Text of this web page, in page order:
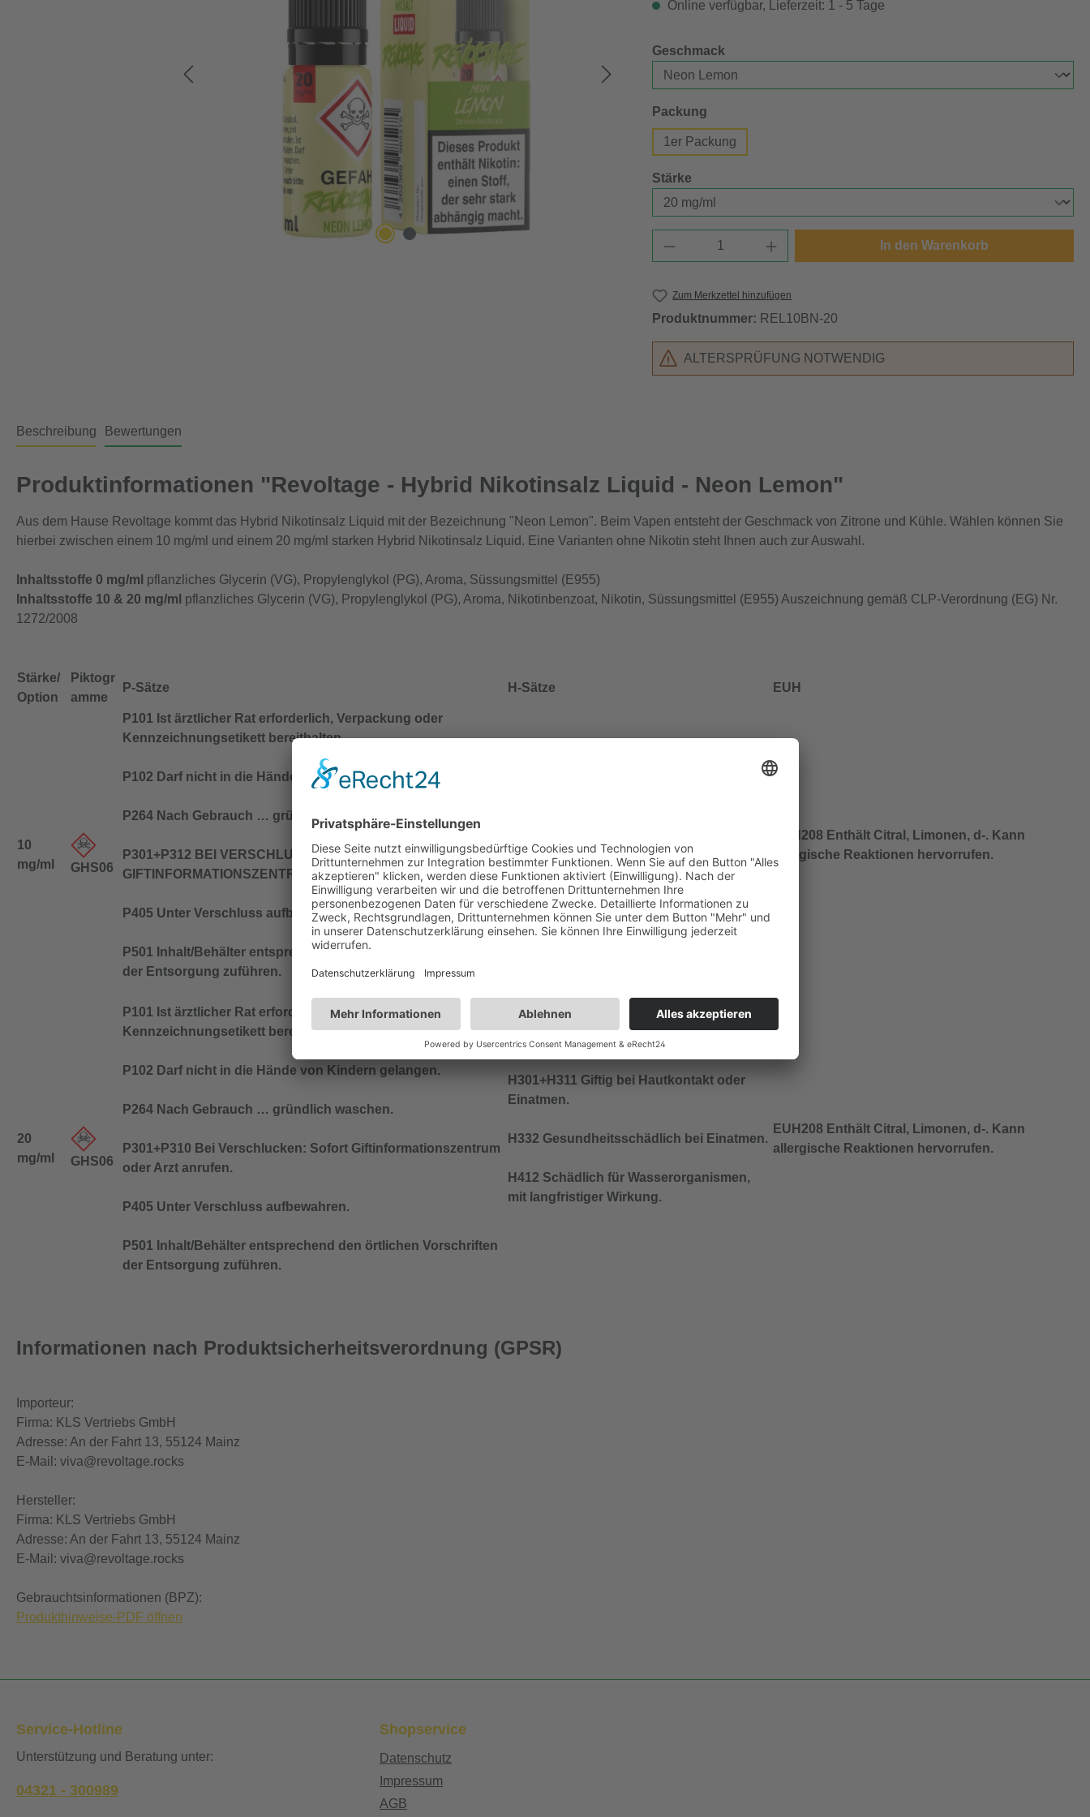
Online verfügbar, Lieferzeit: 1 - 5 Tage
Geschmack
Packung
1er Packung
Stärke
Produkt Anzahl: Gib den gewünschten Wert ein
In den Warenkorb
Zum Merkzettel hinzufügen
Produktnummer: REL10BN-20
ALTERSPRÜFUNG NOTWENDIG
Beschreibung Bewertungen
Produktinformationen "Revoltage - Hybrid Nikotinsalz Liquid - Neon Lemon"
Aus dem Hause Revoltage kommt das Hybrid Nikotinsalz Liquid mit der Bezeichnung "Neon Lemon". Beim Vapen entsteht der Geschmack von Zitrone und Kühle. Wählen können Sie
hierbei zwischen einem 10 mg/ml und einem 20 mg/ml starken Hybrid Nikotinsalz Liquid. Eine Varianten ohne Nikotin steht Ihnen auch zur Auswahl.
Inhaltsstoffe 0 mg/ml pflanzliches Glycerin (VG), Propylenglykol (PG), Aroma, Süssungsmittel (E955)
Inhaltsstoffe 10 & 20 mg/ml pflanzliches Glycerin (VG), Propylenglykol (PG), Aroma, Nikotinbenzoat, Nikotin, Süssungsmittel (E955) Auszeichnung gemäß CLP-Verordnung (EG) Nr.
1272/2008
Stärke/
Option
Piktogr
amme
P-Sätze H-Sätze EUH
10
mg/ml
GHS06
P101 Ist ärztlicher Rat erforderlich, Verpackung oder
Kennzeichnungsetikett bereithalten.
P102 Darf nicht in die Hände von Kindern gelangen.
P264 Nach Gebrauch … gründlich waschen.
P301+P312 BEI VERSCHLUCKEN: Bei Unwohlsein
GIFTINFORMATIONSZENTRUM/Arzt/… anrufen.
P405 Unter Verschluss aufbewahren.
P501 Inhalt/Behälter entsprechend den örtlichen Vorschriften
der Entsorgung zuführen.
H311 Giftig bei Hautkontakt.
EUH208 Enthält Citral, Limonen, d-. Kann
allergische Reaktionen hervorrufen.
20
mg/ml
GHS06
P101 Ist ärztlicher Rat erforderlich, Verpackung oder
Kennzeichnungsetikett bereithalten.
P102 Darf nicht in die Hände von Kindern gelangen.
P264 Nach Gebrauch … gründlich waschen.
P301+P310 Bei Verschlucken: Sofort Giftinformationszentrum
oder Arzt anrufen.
P405 Unter Verschluss aufbewahren.
P501 Inhalt/Behälter entsprechend den örtlichen Vorschriften
der Entsorgung zuführen.
H301+H311 Giftig bei Hautkontakt oder
Einatmen.
H332 Gesundheitsschädlich bei Einatmen.
H412 Schädlich für Wasserorganismen,
mit langfristiger Wirkung.
EUH208 Enthält Citral, Limonen, d-. Kann
allergische Reaktionen hervorrufen.
Informationen nach Produktsicherheitsverordnung (GPSR)
Importeur:
Firma: KLS Vertriebs GmbH
Adresse: An der Fahrt 13, 55124 Mainz
E-Mail: viva@revoltage.rocks
Hersteller:
Firma: KLS Vertriebs GmbH
Adresse: An der Fahrt 13, 55124 Mainz
E-Mail: viva@revoltage.rocks
Gebrauchtsinformationen (BPZ):
Produkthinweise-PDF öffnen
Service-Hotline
Unterstützung und Beratung unter:
04321 - 300989
Shopservice
Datenschutz
Impressum
AGB